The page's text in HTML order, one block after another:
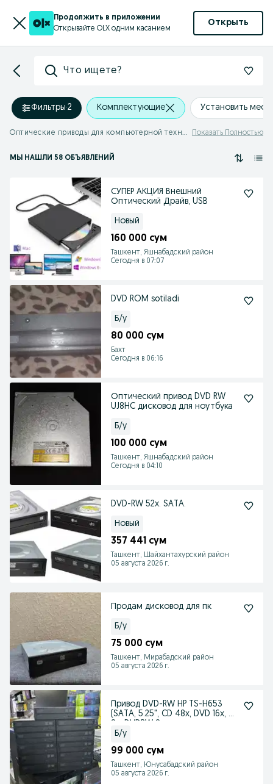
Продолжить в приложении
Открывайте OLX одним касанием
Открыть
Что ищете?
Фильтры·2 Комплектующие Установить
Оптические приводы для компьютерной техники Показать Полностью
МЫ НАШЛИ 58 ОБЪЯВЛЕНИЙ
СУПЕР АКЦИЯ Внешний
Оптический Драйв, USB
Новый
160 000 сум
Ташкент, Яшнабадский район
Сегодня в 07:07
DVD ROM sotiladi
Б/у
80 000 сум
Бахт
Сегодня в 06:16
Оптический привод DVD RW
UJ8HC дисковод для ноутбука
Б/у
100 000 сум
Ташкент, Яшнабадский район
Сегодня в 04:10
DVD-RW 52х. SATA.
Новый
357 441 сум
Ташкент, Шайхантахурский район
05 августа 2026 г.
Продам дисковод для пк
Б/у
75 000 сум
Ташкент, Мирабадский район
05 августа 2026 г.
Привод DVD-RW HP TS-H653
(SATA, 5.25", CD 48x, DVD 16x, DL
Б/у
99 000 сум
Ташкент, Юнусабадский район
05 августа 2026 г.